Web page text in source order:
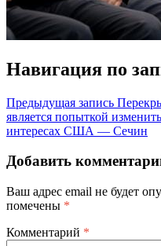
Навигация по
Предыдущая запись
является попыткой
интересах США — Сечин
Добавить
Ваш адрес email не будет
помечены *
Комментарий *